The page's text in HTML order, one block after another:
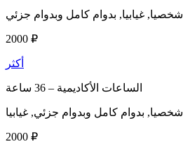
شخصيا, غيابيا, بدوام كامل وبدوام جزئي
2000 ₽
أكثر
الساعات الأكاديمية –
شخصيا, بدوام كامل وبدوام جزئي, غيابيا
2000 ₽